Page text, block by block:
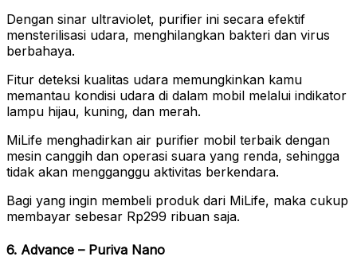
Dengan sinar ultraviolet, purifier ini secara efektif
mensterilisasi udara, menghilangkan bakteri dan virus
berbahaya.
Fitur deteksi kualitas udara memungkinkan kamu
memantau kondisi udara di dalam mobil melalui indikator
lampu hijau, kuning, dan merah.
MiLife menghadirkan air purifier mobil terbaik dengan
mesin canggih dan operasi suara yang renda, sehingga
tidak akan mengganggu aktivitas berkendara.
Bagi yang ingin membeli produk dari MiLife, maka cukup
membayar sebesar Rp299 ribuan saja.
6. Advance – Puriva Nano